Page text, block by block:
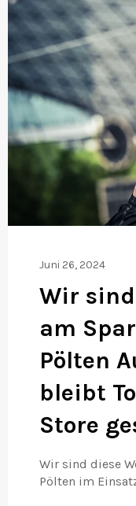
Juni 26, 2024
Wir
am
Pölten
bleibt
Store
Wir sind diese
Pölten im